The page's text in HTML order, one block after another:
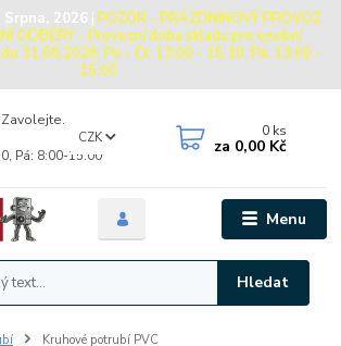
2026 | POZOR - PRÁZDNINOVÝ PROVOZ
ODBĚRY - Provozní doba skladu pro osobní
31.08.2026: Po - Čt: 13:00 - 15:30, Pá: 13:00 -
15:00
Menu
CZK
Hledat
Pá: 8:00-15:00
0 ks
za 0,00 Kč
Kruhové potrubí PVC